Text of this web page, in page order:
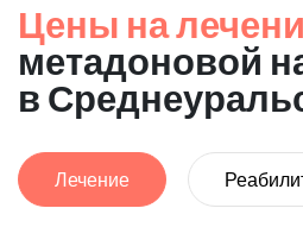
Цены на
метадоновой
в
Лечение